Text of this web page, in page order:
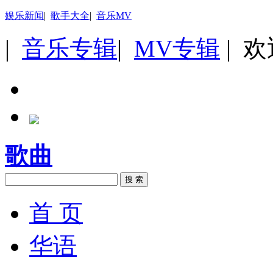
娱乐新闻| 歌手大全| 音乐MV
| 音乐专辑| MV专辑 | 欢
歌曲
搜 索
首 页
华语